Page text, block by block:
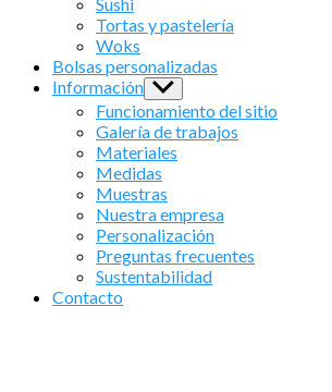
Tortas y pastelería
Woks
Bolsas personalizadas
Información Show
sub
menu
Funcionamiento del sitio
Galería de trabajos
Materiales
Medidas
Muestras
Nuestra empresa
Personalización
Preguntas frecuentes
Sustentabilidad
Contacto